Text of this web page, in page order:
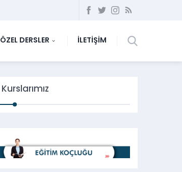
ÖZEL DERSLER İLETİŞİM
Kurslarımız